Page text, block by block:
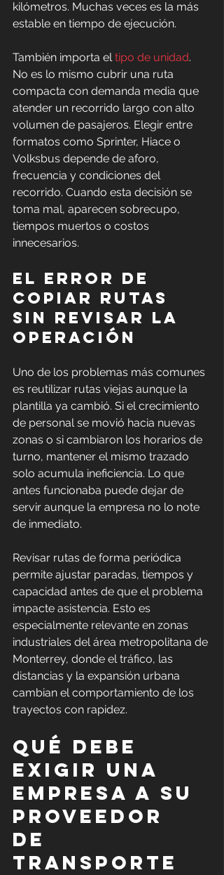
kilómetros. Muchas veces es la más
estable en tiempo de ejecución.
También importa el tipo de unidad.
No es lo mismo cubrir una ruta
compacta con demanda media que
atender un recorrido largo con alto
volumen de pasajeros. Elegir entre
formatos como Sprinter, Hiace o
Volksbus depende de aforo,
frecuencia y condiciones del
recorrido. Cuando esta decisión se
toma mal, aparecen sobrecupo,
tiempos muertos o costos
innecesarios.
El error de
copiar rutas
sin revisar la
operación
Uno de los problemas más comunes
es reutilizar rutas viejas aunque la
plantilla ya cambió. Si el crecimiento
de personal se movió hacia nuevas
zonas o si cambiaron los horarios de
turno, mantener el mismo trazado
solo acumula ineficiencia. Lo que
antes funcionaba puede dejar de
servir aunque la empresa no lo note
de inmediato.
Revisar rutas de forma periódica
permite ajustar paradas, tiempos y
capacidad antes de que el problema
impacte asistencia. Esto es
especialmente relevante en zonas
industriales del área metropolitana de
Monterrey, donde el tráfico, las
distancias y la expansión urbana
cambian el comportamiento de los
trayectos con rapidez.
Qué debe
exigir una
empresa a su
proveedor
de
transporte